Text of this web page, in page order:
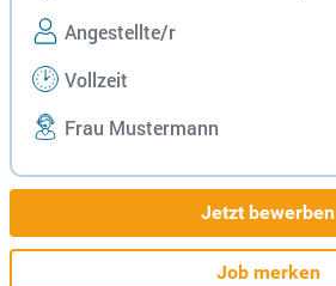
Angestellte/r
Vollzeit
Frau Mustermann
Jetzt bewerben
Job merken